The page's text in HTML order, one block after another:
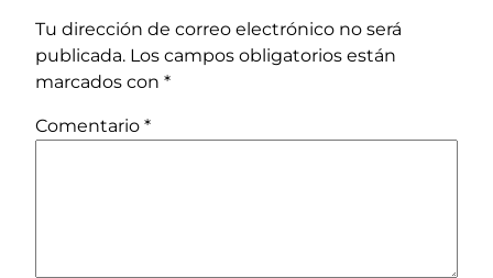
Tu dirección de correo electrónico no será
publicada. Los campos obligatorios están
marcados con *
Comentario *